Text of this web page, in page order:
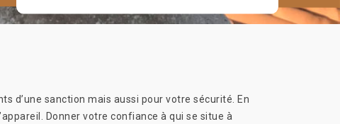
d’une sanction mais aussi pour votre sécurité. En
Donner votre confiance à qui se situe à